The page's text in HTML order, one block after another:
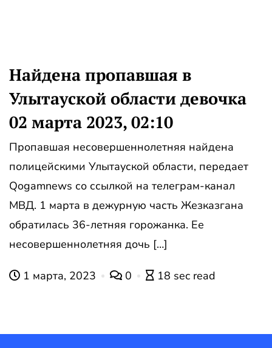
Найдена пропавшая в
Улытауской области девочка
02 марта 2023, 02:10
Пропавшая несовершеннолетняя найдена
полицейскими Улытауской области, передает
Qogamnews со ссылкой на телеграм-канал
МВД. 1 марта в дежурную часть Жезказгана
обратилась 36-летняя горожанка. Ее
несовершеннолетняя дочь […]
1 марта, 2023 0 18 sec read